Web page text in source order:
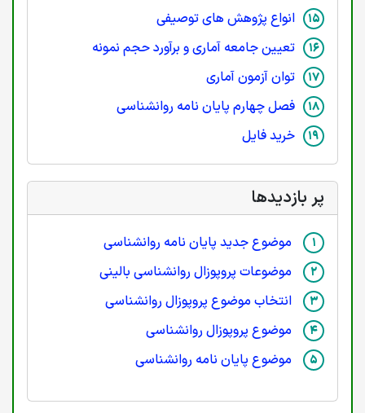
انواع پژوهش های توصیفی
تعیین جامعه آماری و برآورد حجم نمونه
توان آزمون آماری
فصل چهارم پایان نامه روانشناسی
خرید فایل
پر بازدیدها
موضوع جدید پایان نامه روانشناسی
موضوعات پروپوزال روانشناسی بالینی
انتخاب موضوع پروپوزال روانشناسی
موضوع پروپوزال روانشناسی
موضوع پایان نامه روانشناسی